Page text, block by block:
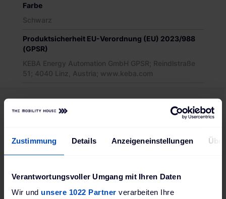
Zustimmung Details Anzeigeneinstellungen
Verantwortungsvoller Umgang mit Ihren Daten
Wir und unsere 1022 Partner verarbeiten Ihre
Farbe
Schwarz
Produktsicherheit EU-Verordnung (EU) 2023/988
(GPSR)
KEBA Energy Automation GmbH GPSR; Reindlstraße
51; 4040 Linz, Austria; www.keba.com
Passendes Zubehör
Merken